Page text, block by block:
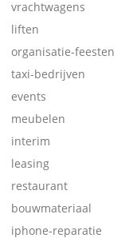
vrachtwagens
liften
organisatie-feesten
taxi-bedrijven
events
meubelen
interim
leasing
restaurant
bouwmateriaal
iphone-reparatie